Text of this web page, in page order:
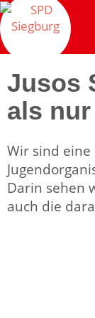
Skip
to
content
Jusos
Jusos
als
Wir sind
Darin sehen
auch die